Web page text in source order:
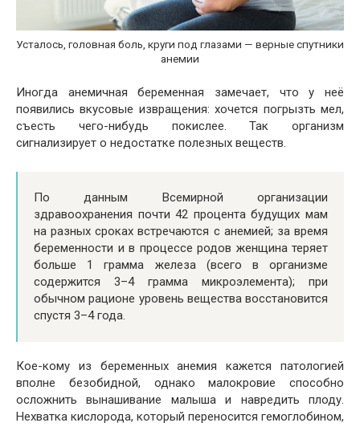
Усталось, головная боль, круги под глазами — верные спутники
анемии
Иногда анемичная беременная замечает, что у неё
появились вкусовые извращения: хочется погрызть мел,
съесть чего-нибудь покислее. Так организм
сигнализирует о недостатке полезных веществ.
По данным Всемирной организации
здравоохранения почти 42 процента будущих мам
на разных сроках встречаются с анемией; за время
беременности и в процессе родов женщина теряет
больше 1 грамма железа (всего в организме
содержится 3–4 грамма микроэлемента); при
обычном рационе уровень вещества восстановится
спустя 3–4 года.
Кое-кому из беременных анемия кажется патологией
вполне безобидной, однако малокровие способно
осложнить вынашивание малыша и навредить плоду.
Нехватка кислорода, который переносится гемоглобином,